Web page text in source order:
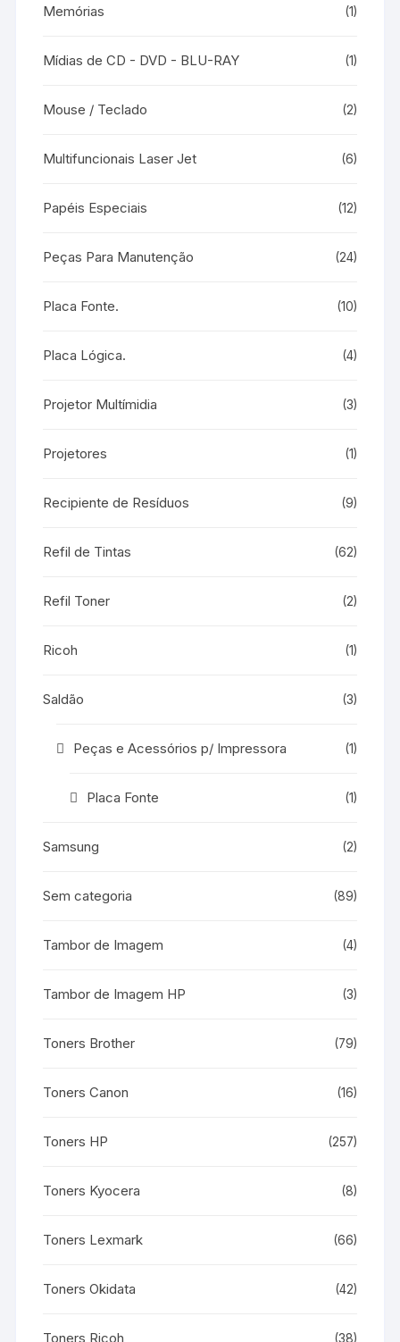
Memórias (1)
Mídias de CD - DVD - BLU-RAY (1)
Mouse / Teclado (2)
Multifuncionais Laser Jet (6)
Papéis Especiais (12)
Peças Para Manutenção (24)
Placa Fonte. (10)
Placa Lógica. (4)
Projetor Multímidia (3)
Projetores (1)
Recipiente de Resíduos (9)
Refil de Tintas (62)
Refil Toner (2)
Ricoh (1)
Saldão (3)
Peças e Acessórios p/ Impressora (1)
Placa Fonte (1)
Samsung (2)
Sem categoria (89)
Tambor de Imagem (4)
Tambor de Imagem HP (3)
Toners Brother (79)
Toners Canon (16)
Toners HP (257)
Toners Kyocera (8)
Toners Lexmark (66)
Toners Okidata (42)
Toners Ricoh (38)